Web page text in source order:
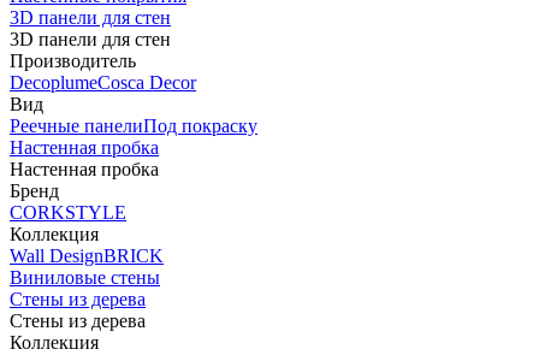
3D панели для стен
3D панели для стен
Производитель
DecoplumeCosca Decor
Вид
Реечные панелиПод покраску
Настенная пробка
Настенная пробка
Бренд
CORKSTYLE
Коллекция
Wall DesignBRICK
Виниловые стены
Стены из дерева
Стены из дерева
Коллекция